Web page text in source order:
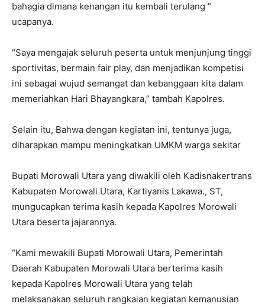
bahagia dimana kenangan itu kembali terulang ”
ucapanya.
“Saya mengajak seluruh peserta untuk menjunjung tinggi
sportivitas, bermain fair play, dan menjadikan kompetisi
ini sebagai wujud semangat dan kebanggaan kita dalam
memeriahkan Hari Bhayangkara,” tambah Kapolres.
Selain itu, Bahwa dengan kegiatan ini, tentunya juga,
diharapkan mampu meningkatkan UMKM warga sekitar
Bupati Morowali Utara yang diwakili oleh Kadisnakertrans
Kabupaten Morowali Utara, Kartiyanis Lakawa., ST,
mungucapkan terima kasih kepada Kapolres Morowali
Utara beserta jajarannya.
“Kami mewakili Bupati Morowali Utara, Pemerintah
Daerah Kabupaten Morowali Utara berterima kasih
kepada Kapolres Morowali Utara yang telah
melaksanakan seluruh rangkaian kegiatan kemanusian